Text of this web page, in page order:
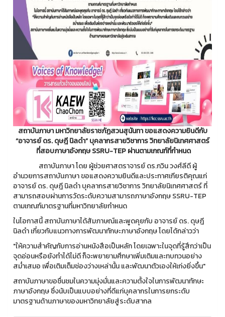
สถาบันภาษา มหาวิทยาลัยราชภัฏสวนสุนันทา ขอแสดงความยินดีกับ
“อาจารย์ ดร. ดุษฎี นิลดำ” บุคลากรสายวิชาการ วิทยาลัยนิเทศศาสตร์
ที่สอบภาษาอังกฤษ SSRU-TEP ผ่านตามเกณฑ์ที่กำหนด
สถาบันภาษา โดย ผู้ช่วยศาสตราจารย์ ดร.กวิน วงศ์ลีดี ผู้
อำนวยการสถาบันภาษา ขอแสดงความยินดีและประกาศเกียรติคุณแก่
อาจารย์ ดร. ดุษฎี นิลดำ บุคลากรสายวิชาการ วิทยาลัยนิเทศศาสตร์ ที่
สามารถสอบผ่านการวัดระดับความสามารถภาษาอังกฤษ SSRU-TEP
ตามเกณฑ์มาตรฐานที่มหาวิทยาลัยกำหนด
ในโอกาสนี้ สถาบันภาษาได้สัมภาษณ์และพูดคุยกับ อาจารย์ ดร. ดุษฎี
นิลดำ เกี่ยวกับแนวทางการพัฒนาทักษะภาษาอังกฤษ โดยได้กล่าวว่า
"ให้ความสำคัญกับการอ่านหนังสือเป็นหลัก โดยเฉพาะในจุดที่รู้สึกว่าเป็น
จุดอ่อนหรือยังทำได้ไม่ดี ก็จะพยายามศึกษาเพิ่มเติมและทบทวนอย่าง
สม่ำเสมอ เพื่อเติมเต็มช่องว่างเหล่านั้น และพัฒนาตัวเองให้เก่งยิ่งขึ้น"
สถาบันภาษาขอชื่นชมในความมุ่งมั่นและความตั้งใจในการพัฒนาทักษะ
ภาษาอังกฤษ ซึ่งนับเป็นแบบอย่างที่ดีแก่บุคลากรในการยกระดับ
มาตรฐานด้านภาษาของมหาวิทยาลัยสู่ระดับสากล